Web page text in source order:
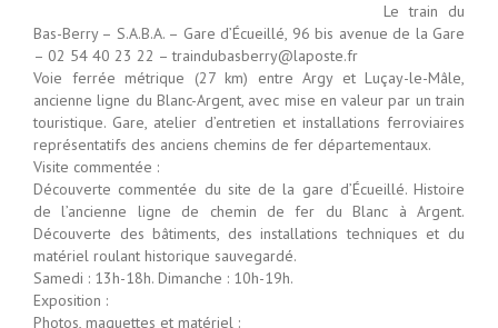
Le train du
Bas-Berry – S.A.B.A. – Gare d’Écueillé, 96 bis avenue de la Gare
– 02 54 40 23 22 – traindubasberry@laposte.fr
Voie ferrée métrique (27 km) entre Argy et Luçay-le-Mâle,
ancienne ligne du Blanc-Argent, avec mise en valeur par un train
touristique. Gare, atelier d’entretien et installations ferroviaires
représentatifs des anciens chemins de fer départementaux.
Visite commentée :
Découverte commentée du site de la gare d’Écueillé. Histoire
de l’ancienne ligne de chemin de fer du Blanc à Argent.
Découverte des bâtiments, des installations techniques et du
matériel roulant historique sauvegardé.
Samedi : 13h-18h. Dimanche : 10h-19h.
Exposition :
Photos, maquettes et matériel :